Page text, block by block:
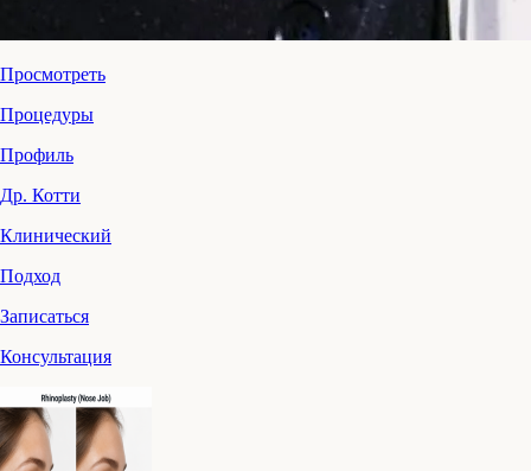
Просмотреть
Процедуры
Профиль
Др. Котти
Клинический
Подход
Записаться
Консультация